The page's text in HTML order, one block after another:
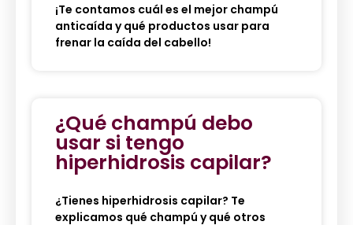
¡Te contamos cuál es el mejor champú
anticaída y qué productos usar para
frenar la caída del cabello!
¿Qué champú debo
usar si tengo
hiperhidrosis capilar?
¿Tienes hiperhidrosis capilar? Te
explicamos qué champú y qué otros